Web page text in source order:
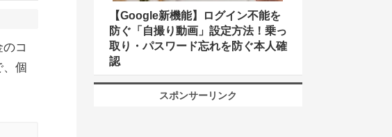
コ
、個
【Google新機能】ログイン不能を
防ぐ「自撮り動画」設定方法！乗っ
取り・パスワード忘れを防ぐ本人確
認
スポンサーリンク